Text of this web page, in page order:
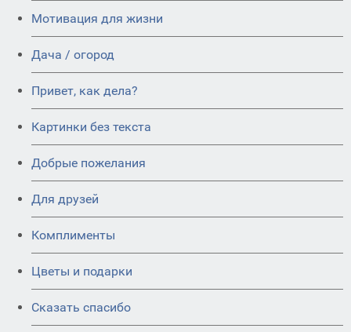
Мотивация для жизни
Дача / огород
Привет, как дела?
Картинки без текста
Добрые пожелания
Для друзей
Комплименты
Цветы и подарки
Сказать спасибо